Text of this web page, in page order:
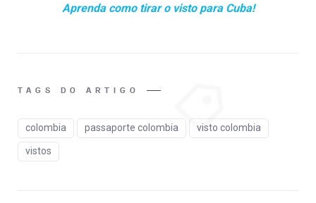
Aprenda como tirar o visto para Cuba!
TAGS DO ARTIGO
colombia passaporte colombia visto colombia
vistos